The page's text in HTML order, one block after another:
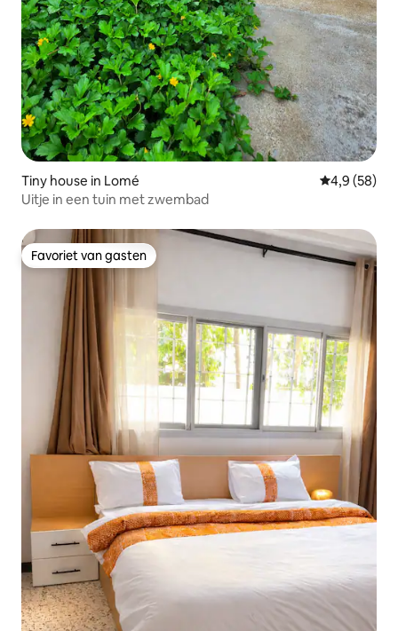
Tiny house in Lomé Gemiddelde
4,9 (58)
Uitje in een tuin met zwembad
Favoriet van gasten
Favoriet van gasten